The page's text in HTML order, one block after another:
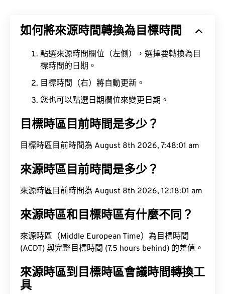
如何將來源時間轉換為目標時間
點選來源時間欄位（左側），選擇要轉換為目
標時間的日期。
目標時間（右）將自動更新。
您也可以點選日期欄位來變更日期。
目標時區目前時間是多少？
目標時區目前時間為 August 8th 2026, 7:48:02 am
來源時區目前時間是多少？
來源時區目前時間為 August 8th 2026, 12:18:02 am
來源時區和目標時區有什麼不同？
來源時區（Middle European Time）為目標時間
(ACDT) 與完整目標時間 (7.5 hours behind) 的差值。
來源時區到目標時區會議時間轉換工
具